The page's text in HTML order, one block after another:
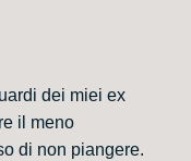
dei miei ex
il meno
di non piangere.